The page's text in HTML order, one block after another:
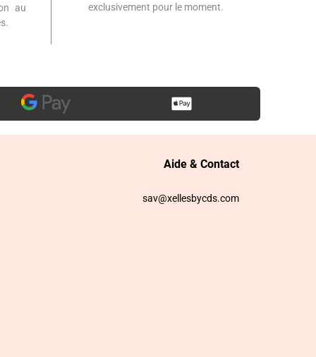
au
exclusivement pour le moment.
Aide & Contact
sav@xellesbycds.com